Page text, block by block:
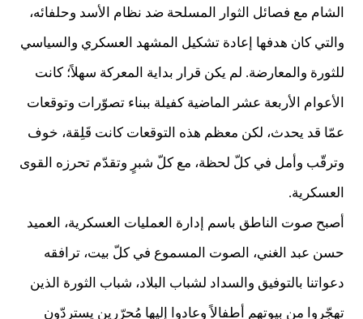
الشام مع فصائل الثوار المسلحة ضد نظام الأسد وحلفائه،
والتي كان هدفها إعادة تشكيل المشهد العسكري والسياسي
للثورة والمعارضة. لم يكن قرار بداية المعركة سهلاً؛ كانت
الأعوام الأربعة عشر الماضية كفيلة ببناء تصوّرات وتوقعات
عمّا قد يحدث، لكن معظم هذه التوقعات كانت قَلِقة، خوف
وترقّب وأمل في كلّ لحظة، مع كلّ شبرٍ وتقدّم تحرزه القوى
العسكرية.
أصبح صوت الناطق باسم إدارة العمليات العسكرية، العميد
حسن عبد الغني، الصوت المسموع في كلّ بيت، ترافقه
دعواتنا بالتوفيق والسداد لشباب البلاد، شباب الثورة الذين
تهجّروا من بيوتهم أطفالاً وعادوا إليها مُحرّرين يستردّون